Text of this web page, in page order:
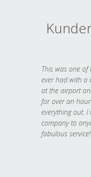
This was one of
ever had with a
at the airport
for over an
everything out.
company to
fabulous service!